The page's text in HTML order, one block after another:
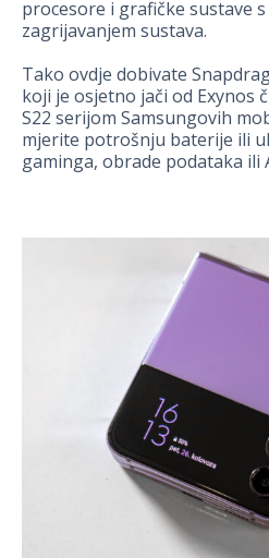
procesore i grafičke sustave
zagrijavanjem sustava.
Tako ovdje dobivate
koji je osjetno jači od Exynos
S22 serijom Samsungovih
mjerite potrošnju baterije ili
gaminga, obrade podataka ili